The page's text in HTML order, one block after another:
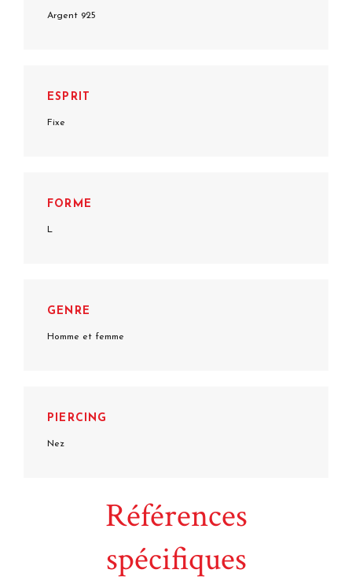
Argent 925
ESPRIT
Fixe
FORME
L
GENRE
Homme et femme
PIERCING
Nez
Références
spécifiques